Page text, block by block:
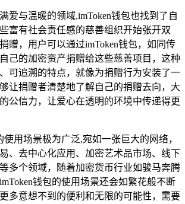
爱与温暖的领域,imToken钱包也找到了自
富有社会责任感的慈善组织开始张开双
赠，用户可以通过imToken钱包，如同传
己的加密资产捐赠给这些慈善项目，这种
可追溯的特点，就像为捐赠行为安装了一
让捐赠者清楚地了解自己的捐赠去向，大
公信力，让爱心在透明的环境中传递得更
使用场景极为广泛,宛如一张巨大的网络，
、去中心化应用、加密艺术品市场、线下
多个领域，随着加密货币行业如骏马奔腾
钱包的使用场景还会如繁花般不断
多意想不到的便利和无限的可能性，需要